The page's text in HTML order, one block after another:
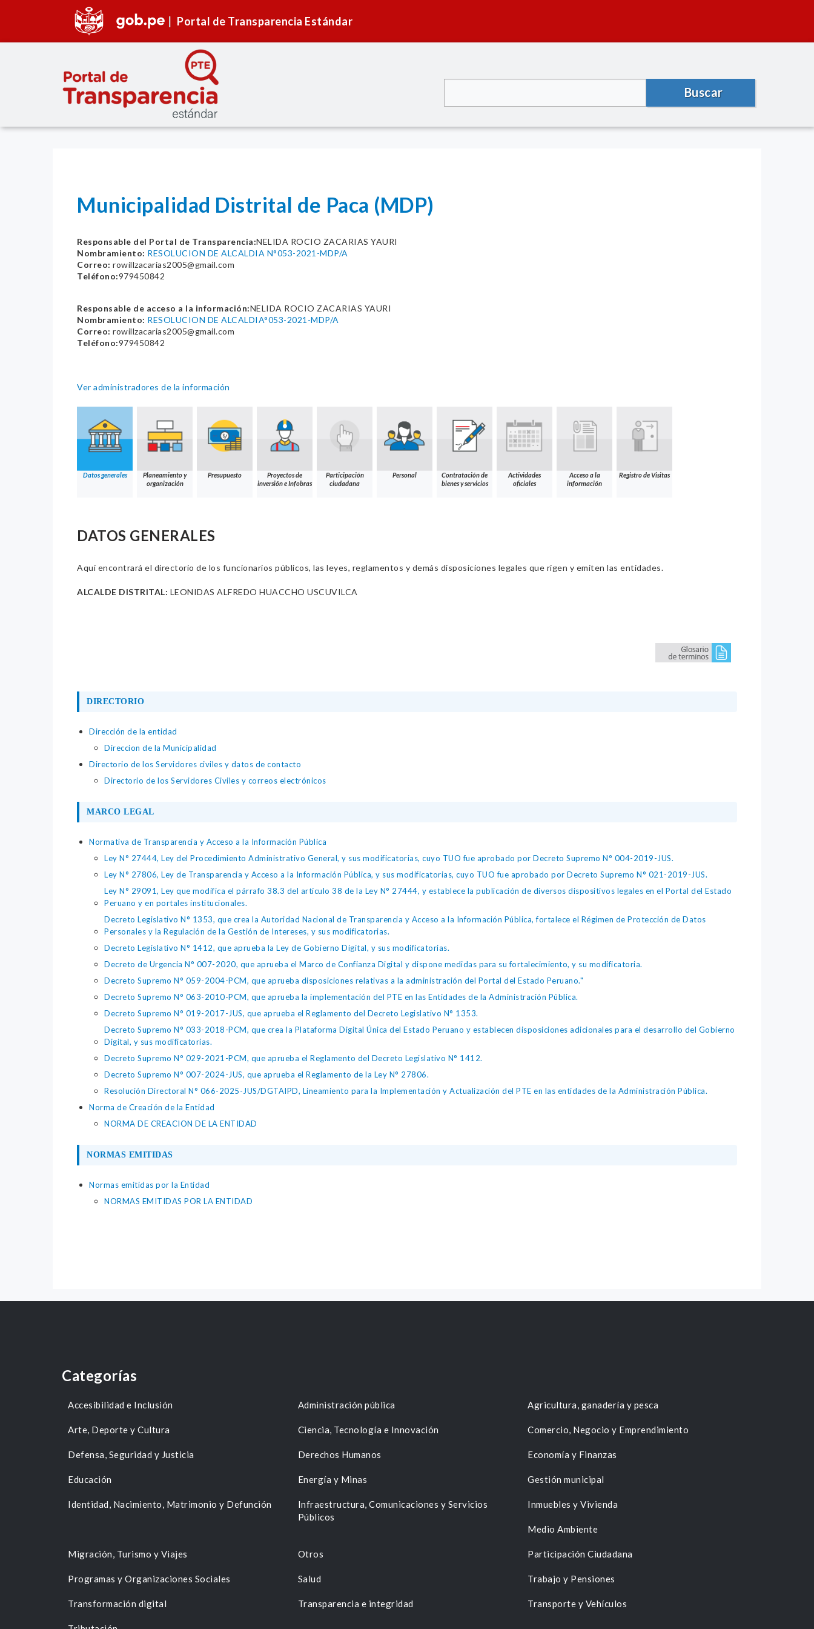
Portal de Transparencia Estándar
Buscar
Municipalidad Distrital de Paca (MDP)
Responsable del Portal de Transparencia:NELIDA ROCIO ZACARIAS YAURI
Nombramiento: RESOLUCION DE ALCALDIA N°053-2021-MDP/A
Correo: rowillzacarias2005@gmail.com
Teléfono:979450842
Responsable de acceso a la información:NELIDA ROCIO ZACARIAS YAURI
Nombramiento: RESOLUCION DE ALCALDIA°053-2021-MDP/A
Correo: rowillzacarias2005@gmail.com
Teléfono:979450842
Ver administradores de la información
Datos generales
Planeamiento y
organización
Presupuesto
Proyectos de
inversión e Infobras
Participación
ciudadana
Personal
Contratación de
bienes y servicios
Actividades
oficiales
Acceso a la
información
Registro de Visitas
DATOS GENERALES
Aquí encontrará el directorio de los funcionarios públicos, las leyes, reglamentos y demás disposiciones legales que rigen y emiten las entidades.
ALCALDE DISTRITAL: LEONIDAS ALFREDO HUACCHO USCUVILCA
DIRECTORIO
Dirección de la entidad
Direccion de la Municipalidad
Directorio de los Servidores civiles y datos de contacto
Directorio de los Servidores Civiles y correos electrónicos
MARCO LEGAL
Normativa de Transparencia y Acceso a la Información Pública
Ley N° 27444, Ley del Procedimiento Administrativo General, y sus modificatorias, cuyo TUO fue aprobado por Decreto Supremo N° 004-2019-JUS.
Ley N° 27806, Ley de Transparencia y Acceso a la Información Pública, y sus modificatorias, cuyo TUO fue aprobado por Decreto Supremo N° 021-2019-JUS.
Ley N° 29091, Ley que modifica el párrafo 38.3 del artículo 38 de la Ley N° 27444, y establece la publicación de diversos dispositivos legales en el Portal del Estado
Peruano y en portales institucionales.
Decreto Legislativo N° 1353, que crea la Autoridad Nacional de Transparencia y Acceso a la Información Pública, fortalece el Régimen de Protección de Datos
Personales y la Regulación de la Gestión de Intereses, y sus modificatorias.
Decreto Legislativo N° 1412, que aprueba la Ley de Gobierno Digital, y sus modificatorias.
Decreto de Urgencia N° 007-2020, que aprueba el Marco de Confianza Digital y dispone medidas para su fortalecimiento, y su modificatoria.
Decreto Supremo N° 059-2004-PCM, que aprueba disposiciones relativas a la administración del Portal del Estado Peruano."
Decreto Supremo N° 063-2010-PCM, que aprueba la implementación del PTE en las Entidades de la Administración Pública.
Decreto Supremo N° 019-2017-JUS, que aprueba el Reglamento del Decreto Legislativo N° 1353.
Decreto Supremo N° 033-2018-PCM, que crea la Plataforma Digital Única del Estado Peruano y establecen disposiciones adicionales para el desarrollo del Gobierno
Digital, y sus modificatorias.
Decreto Supremo N° 029-2021-PCM, que aprueba el Reglamento del Decreto Legislativo N° 1412.
Decreto Supremo N° 007-2024-JUS, que aprueba el Reglamento de la Ley N° 27806.
Resolución Directoral N° 066-2025-JUS/DGTAIPD, Lineamiento para la Implementación y Actualización del PTE en las entidades de la Administración Pública.
Norma de Creación de la Entidad
NORMA DE CREACION DE LA ENTIDAD
NORMAS EMITIDAS
Normas emitidas por la Entidad
NORMAS EMITIDAS POR LA ENTIDAD
Categorías
Accesibilidad e Inclusión Administración pública Agricultura, ganadería y pesca
Arte, Deporte y Cultura Ciencia, Tecnología e Innovación Comercio, Negocio y Emprendimiento
Defensa, Seguridad y Justicia Derechos Humanos Economía y Finanzas
Educación Energía y Minas Gestión municipal
Identidad, Nacimiento, Matrimonio y Defunción
Infraestructura, Comunicaciones y Servicios
Públicos
Inmuebles y Vivienda
Medio Ambiente
Migración, Turismo y Viajes Otros Participación Ciudadana
Programas y Organizaciones Sociales Salud Trabajo y Pensiones
Transformación digital Transparencia e integridad Transporte y Vehículos